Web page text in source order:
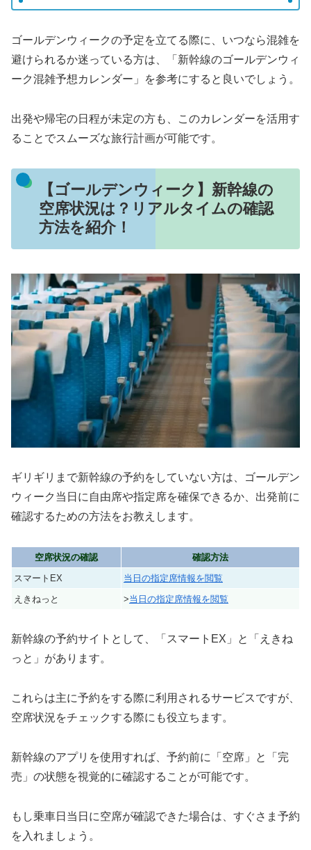
ゴールデンウィークの予定を立てる際に、いつなら混雑を
避けられるか迷っている方は、「新幹線のゴールデンウィ
ーク混雑予想カレンダー」を参考にすると良いでしょう。
出発や帰宅の日程が未定の方も、このカレンダーを活用す
ることでスムーズな旅行計画が可能です。
【ゴールデンウィーク】新幹線の
空席状況は？リアルタイムの確認
方法を紹介！
ギリギリまで新幹線の予約をしていない方は、ゴールデン
ウィーク当日に自由席や指定席を確保できるか、出発前に
確認するための方法をお教えします。
空席状況の確認
確認方法
スマートEX
当日の指定席情報を閲覧
えきねっと
>当日の指定席情報を閲覧
新幹線の予約サイトとして、「スマートEX」と「えきね
っと」があります。
これらは主に予約をする際に利用されるサービスですが、
空席状況をチェックする際にも役立ちます。
新幹線のアプリを使用すれば、予約前に「空席」と「完
売」の状態を視覚的に確認することが可能です。
もし乗車日当日に空席が確認できた場合は、すぐさま予約
を入れましょう。